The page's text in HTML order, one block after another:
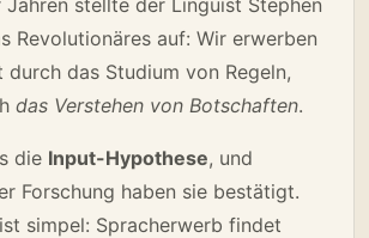
Revolutionäres auf: Wir erwerben
durch das Studium von Regeln,
das Verstehen von Botschaften.
die Input-Hypothese, und
Forschung haben sie bestätigt.
simpel: Spracherwerb findet